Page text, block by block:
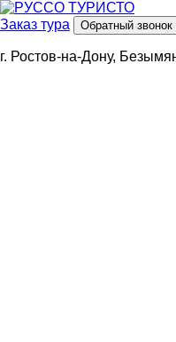
Заказ тура Обратный звонок
г. Ростов-на-Дону,